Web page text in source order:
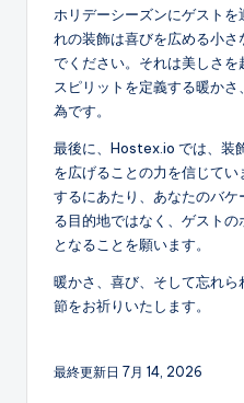
ホリデーシーズンにゲスト
れの装飾は喜びを広める小
でください。それは美しさ
スピリットを定義する暖か
為です。
最後に、Hostex.io では、装
を広げることの力を信じて
するにあたり、あなたのバ
る目的地ではなく、ゲスト
となることを願います。
暖かさ、喜び、そして忘れ
節をお祈りいたします。
最終更新日 7月 14, 2026